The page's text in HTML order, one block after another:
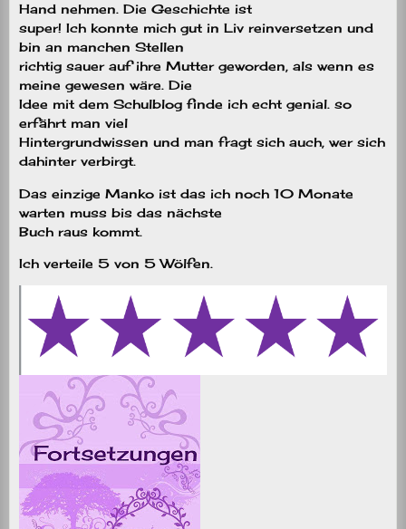
Hand nehmen. Die Geschichte ist
super! Ich konnte mich gut in Liv reinversetzen und
bin an manchen Stellen
richtig sauer auf ihre Mutter geworden, als wenn es
meine gewesen wäre. Die
Idee mit dem Schulblog finde ich echt genial. so
erfährt man viel
Hintergrundwissen und man fragt sich auch, wer sich
dahinter verbirgt.
Das einzige Manko ist das ich noch 10 Monate
warten muss bis das nächste
Buch raus kommt.
Ich verteile 5 von 5 Wölfen.